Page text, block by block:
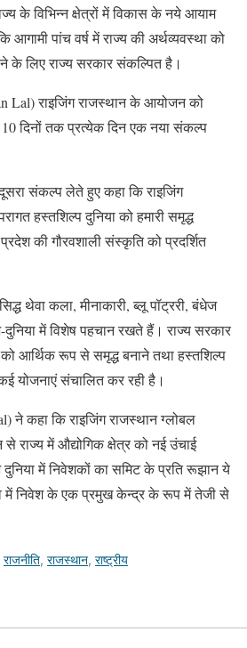
के विभिन्न क्षेत्रों में विकास के नये आयाम
आगामी पांच वर्ष में राज्य की अर्थव्यवस्था को
के लिए राज्य सरकार संकल्पित है।
Lal) राइजिंग राजस्थान के आयोजन को
दिनों तक प्रत्येक दिन एक नया संकल्प
संकल्प लेते हुए कहा कि राइजिंग
हस्तशिल्प दुनिया को हमारी समृद्ध
की गौरवशाली संस्कृति को प्रदर्शित
थेवा कला, मीनाकारी, ब्लू पॉट्ररी, बंधेज
दुनिया में विशेष पहचान रखते हैं। राज्य सरकार
को आर्थिक रूप से समृद्ध बनाने तथा हस्तशिल्प
योजनाएं संचालित कर रही है।
ने कहा कि राइजिंग राजस्थान ग्लोबल
राज्य में औद्योगिक क्षेत्र को नई उंचाई
दुनिया में निवेशकों का समिट के प्रति रूझान ये
में निवेश के एक प्रमुख केन्द्र के रूप में तेजी से
राजनीति, राजस्थान, राष्ट्रीय